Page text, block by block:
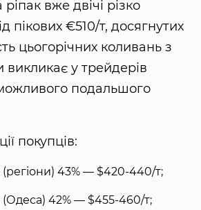
вже двічі різко
пікових €510/т, досягнутих
цьогорічних коливань з
у трейдерів
подальшого
покупців:
(регіони) 43% — $420-440/т;
(Одеса) 42% — $455-460/т;